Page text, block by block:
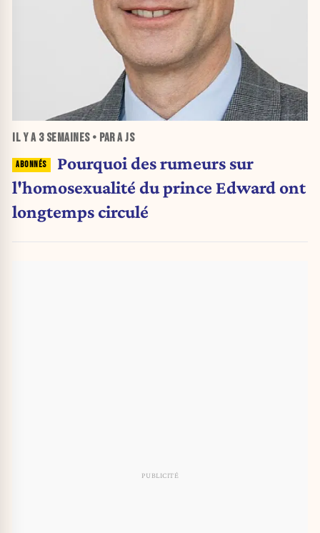
IL Y A 3 SEMAINES• PAR A JS
Pourquoi des rumeurs sur
l'homosexualité du prince Edward ont
longtemps circulé